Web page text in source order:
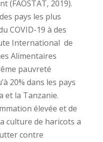
(FAOSTAT, 2019).
pays les plus
COVID-19 à des
International de
Alimentaires
pauvreté
20% dans les pays
et la Tanzanie.
élevée et de
culture de haricots a
contre